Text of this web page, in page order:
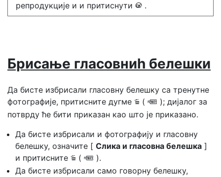
репродукције и и притиснути J .
Брисање гласовниһ белешки
Да бисте избрисали гласовну белешку са тренутне
фотографије, притисните дугме O ( Q ); дијалог за
потврду ће бити приказан као што је приказано.
Да бисте избрисали и фотографију и гласовну
белешку, означите [ Слика и гласовна белешка ]
и притисните O ( Q ).
Да бисте избрисали само говорну белешку,